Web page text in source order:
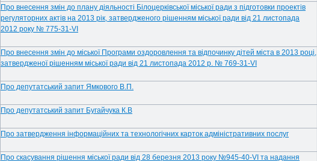
Про внесення змін до плану діяльності Білоцерківської міської ради з підготовки проектів
регуляторних актів на 2013 рік, затвердженого рішенням міської ради від 21 листопада
2012 року № 775-31-VI
Про внесення змін до міської Програми оздоровлення та відпочинку дітей міста в 2013 році,
затвердженої рішенням міської ради від 21 листопада 2012 р. № 769-31-VI
Про депутатський запит Ямкового В.П.
Про депутатський запит Бугайчука К.В
Про затвердження інформаційних та технологічних карток адміністративних послуг
Про скасування рішення міської ради від 28 березня 2013 року №945-40-VI та надання